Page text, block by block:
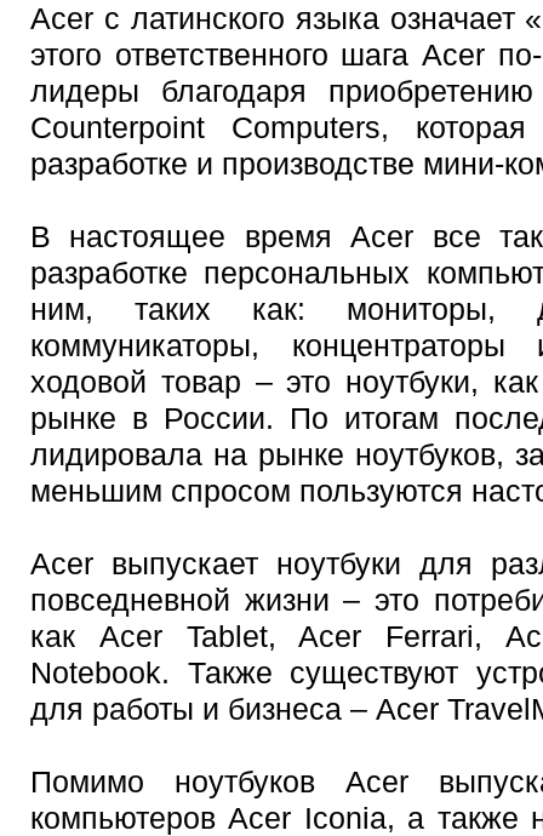
Acer с латинского языка означает
этого ответственного шага Acer
лидеры благодаря
Counterpoint Computers,
разработке и производстве мини-
В настоящее время Acer все
разработке персональных
ним, таких как: мониторы,
коммуникаторы,
ходовой товар – это ноутбуки,
рынке в России. По итогам
лидировала на рынке ноутбуков,
меньшим спросом пользуются
Acer выпускает ноутбуки для
повседневной жизни – это
как Acer Tablet, Acer Ferrari,
Notebook. Также существуют
для работы и бизнеса – Acer
Помимо ноутбуков Acer
компьютеров Acer Iconia, а также